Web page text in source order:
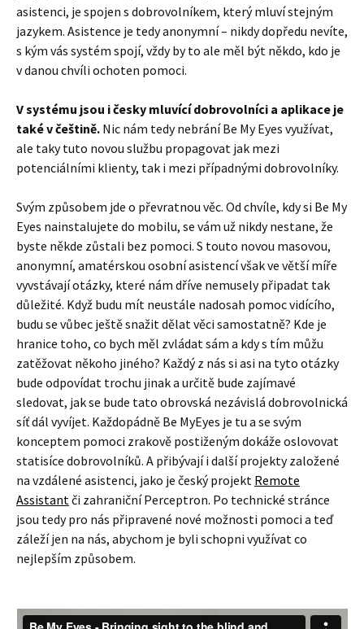
asistenci, je spojen s dobrovolníkem, který mluví stejným
jazykem. Asistence je tedy anonymní – nikdy dopředu nevíte,
s kým vás systém spojí, vždy by to ale měl být někdo, kdo je
v danou chvíli ochoten pomoci.
V systému jsou i česky mluvící dobrovolníci a aplikace je
také v češtině. Nic nám tedy nebrání Be My Eyes využívat,
ale taky tuto novou službu propagovat jak mezi
potenciálními klienty, tak i mezi případnými dobrovolníky.
Svým způsobem jde o převratnou věc. Od chvíle, kdy si Be My
Eyes nainstalujete do mobilu, se vám už nikdy nestane, že
byste někde zůstali bez pomoci. S touto novou masovou,
anonymní, amatérskou osobní asistencí však ve větší míře
vyvstávají otázky, které nám dříve nemusely připadat tak
důležité. Když budu mít neustále nadosah pomoc vidícího,
budu se vůbec ještě snažit dělat věci samostatně? Kde je
hranice toho, co bych měl zvládat sám a kdy s tím můžu
zatěžovat někoho jiného? Každý z nás si asi na tyto otázky
bude odpovídat trochu jinak a určitě bude zajímavé
sledovat, jak se bude tato obrovská nezávislá dobrovolnická
síť dál vyvíjet. Každopádně Be MyEyes je tu a se svým
konceptem pomoci zrakově postiženým dokáže oslovovat
statisíce dobrovolníků. A přibývají i další projekty založené
na vzdálené asistenci, jako je český projekt Remote
Assistant či zahraniční Perceptron. Po technické stránce
jsou tedy pro nás připravené nové možnosti pomoci a teď
záleží jen na nás, abychom je byli schopni využívat co
nejlepším způsobem.